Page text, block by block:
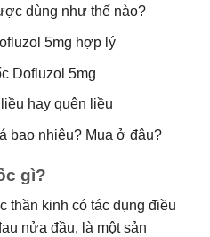
dùng như thế nào?
5mg hợp lý
Dofluzol 5mg
hay quên liều
bao nhiêu? Mua ở đâu?
gì?
thần kinh có tác dụng điều
nửa đầu, là một sản